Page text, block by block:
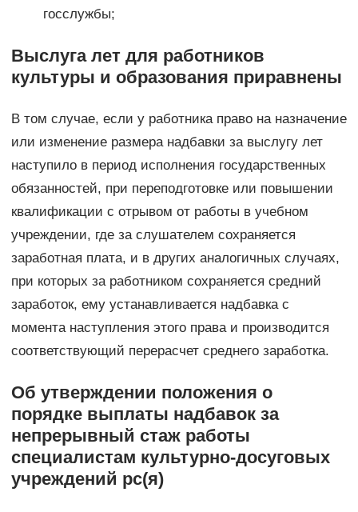
госслужбы;
Выслуга лет для работников
культуры и образования приравнены
В том случае, если у работника право на назначение
или изменение размера надбавки за выслугу лет
наступило в период исполнения государственных
обязанностей, при переподготовке или повышении
квалификации с отрывом от работы в учебном
учреждении, где за слушателем сохраняется
заработная плата, и в других аналогичных случаях,
при которых за работником сохраняется средний
заработок, ему устанавливается надбавка с
момента наступления этого права и производится
соответствующий перерасчет среднего заработка.
Об утверждении положения о
порядке выплаты надбавок за
непрерывный стаж работы
специалистам культурно-досуговых
учреждений рс(я)